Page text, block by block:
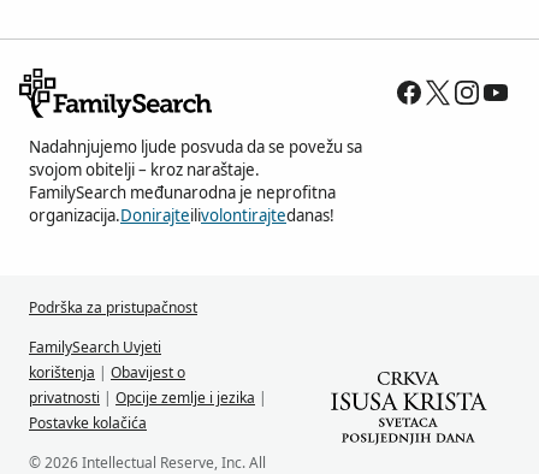
Nadahnjujemo ljude posvuda da se povežu sa
svojom obitelji – kroz naraštaje.
FamilySearch međunarodna je neprofitna
organizacija.Donirajteilivolontirajtedanas!
Podrška za pristupačnost
FamilySearch Uvjeti
korištenja | Obavijest o
privatnosti | Opcije zemlje i jezika |
Postavke kolačića
© 2026 Intellectual Reserve, Inc. All